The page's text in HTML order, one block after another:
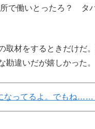
で働いとったろ？ タ
材をするときだけだ
違いだが嬉しかった。
なってるよ。でもね……